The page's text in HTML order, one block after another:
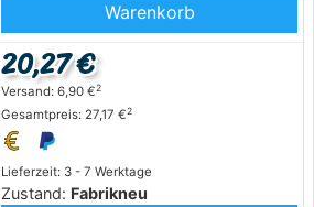
Warenkorb
Lieferzeit: 3 - 7 Werktage
Zustand: Fabrikneu
20,27 €
Versand: 6,90 €2
Gesamtpreis: 27,17 €2